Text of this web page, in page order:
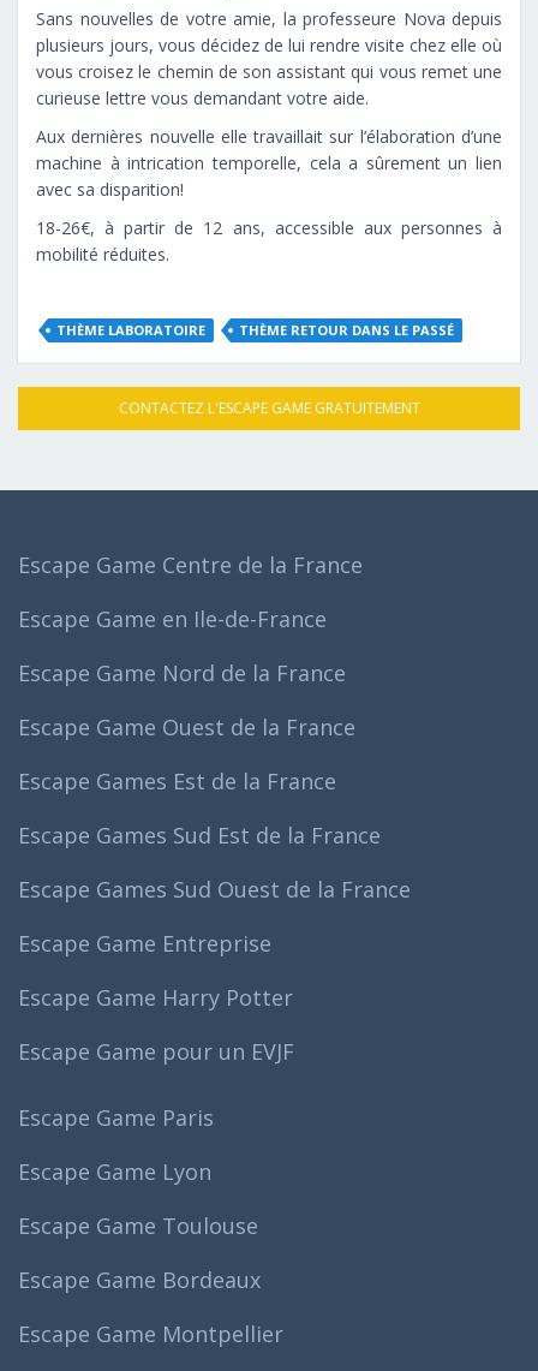
Sans nouvelles de votre amie, la professeure Nova depuis
plusieurs jours, vous décidez de lui rendre visite chez elle où
vous croisez le chemin de son assistant qui vous remet une
curieuse lettre vous demandant votre aide.
Aux dernières nouvelle elle travaillait sur l’élaboration d’une
machine à intrication temporelle, cela a sûrement un lien
avec sa disparition!
18-26€, à partir de 12 ans, accessible aux personnes à
mobilité réduites.
THÈME LABORATOIRE THÈME RETOUR DANS LE PASSÉ
CONTACTEZ L'ESCAPE GAME GRATUITEMENT
Escape Game Centre de la France
Escape Game en Ile-de-France
Escape Game Nord de la France
Escape Game Ouest de la France
Escape Games Est de la France
Escape Games Sud Est de la France
Escape Games Sud Ouest de la France
Escape Game Entreprise
Escape Game Harry Potter
Escape Game pour un EVJF
Escape Game Paris
Escape Game Lyon
Escape Game Toulouse
Escape Game Bordeaux
Escape Game Montpellier